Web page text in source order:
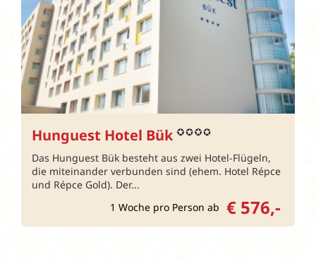
Hunguest Hotel Bük
Das Hunguest Bük besteht aus zwei Hotel-Flügeln,
die miteinander verbunden sind (ehem. Hotel Répce
und Répce Gold). Der...
1 Woche pro Person ab € 576,-